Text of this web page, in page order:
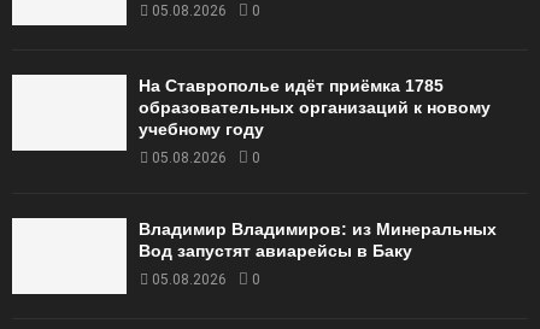
05.08.2026 0
На Ставрополье идёт приёмка 1785
образовательных организаций к новому
учебному году
05.08.2026 0
Владимир Владимиров: из Минеральных
Вод запустят авиарейсы в Баку
05.08.2026 0